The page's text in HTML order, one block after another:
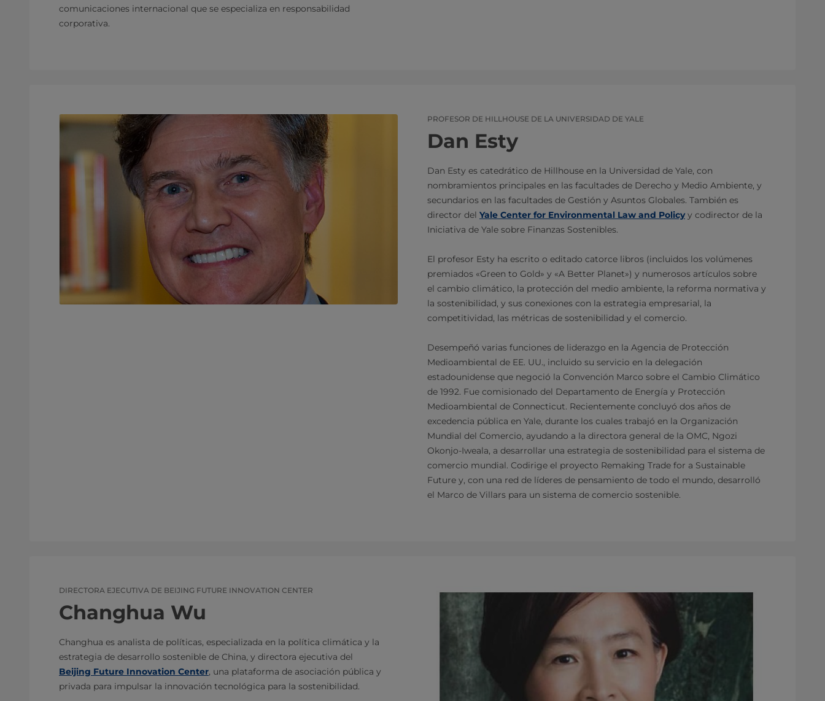
comunicaciones internacional que se especializa en responsabilidad
corporativa.
PROFESOR DE HILLHOUSE DE LA UNIVERSIDAD DE YALE
Dan Esty
Dan Esty es catedrático de Hillhouse en la Universidad de Yale, con
nombramientos principales en las facultades de Derecho y Medio Ambiente, y
secundarios en las facultades de Gestión y Asuntos Globales. También es
director del Yale Center for Environmental Law and Policyy codirector de la
Iniciativa de Yale sobre Finanzas Sostenibles.
El profesor Esty ha escrito o editado catorce libros (incluidos los volúmenes
premiados «Green to Gold» y «A Better Planet») y numerosos artículos sobre
el cambio climático, la protección del medio ambiente, la reforma normativa y
la sostenibilidad, y sus conexiones con la estrategia empresarial, la
competitividad, las métricas de sostenibilidad y el comercio.
Desempeñó varias funciones de liderazgo en la Agencia de Protección
Medioambiental de EE. UU., incluido su servicio en la delegación
estadounidense que negoció la Convención Marco sobre el Cambio Climático
de 1992. Fue comisionado del Departamento de Energía y Protección
Medioambiental de Connecticut. Recientemente concluyó dos años de
excedencia pública en Yale, durante los cuales trabajó en la Organización
Mundial del Comercio, ayudando a la directora general de la OMC, Ngozi
Okonjo-Iweala, a desarrollar una estrategia de sostenibilidad para el sistema de
comercio mundial. Codirige el proyecto Remaking Trade for a Sustainable
Future y, con una red de líderes de pensamiento de todo el mundo, desarrolló
el Marco de Villars para un sistema de comercio sostenible.
DIRECTORA EJECUTIVA DE BEIJING FUTURE INNOVATION CENTER
Changhua Wu
Changhua es analista de políticas, especializada en la política climática y la
estrategia de desarrollo sostenible de China, y directora ejecutiva del
Beijing Future Innovation Center, una plataforma de asociación pública y
privada para impulsar la innovación tecnológica para la sostenibilidad.